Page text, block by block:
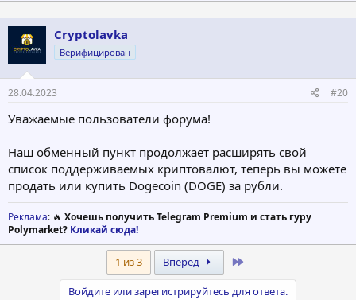
Cryptolavka
Верифицирован
28.04.2023 #20
Уважаемые пользователи форума!
Наш обменный пункт продолжает расширять свой
список поддерживаемых криптовалют, теперь вы можете
продать или купить Dogecoin (DOGE) за рубли.
Реклама: 🔥 Хочешь получить Telegram Premium и стать гуру
Polymarket? Кликай сюда!
1 из 3 Вперёд
Войдите или зарегистрируйтесь для ответа.